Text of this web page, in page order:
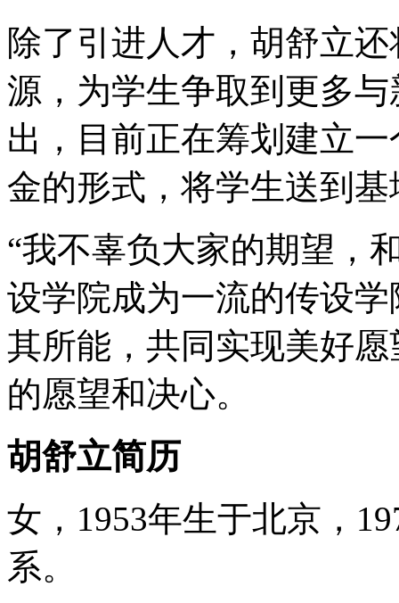
除了引进人才，胡舒立
源，为学生争取到更多
出，目前正在筹划建立
金的形式，将学生送到基
“我不辜负大家的期望，
设学院成为一流的传设
其所能，共同实现美好
的愿望和决心。
胡舒立简历
女，1953年生于北京，
系。